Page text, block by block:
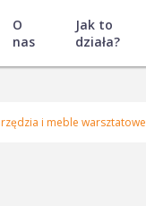
O
nas
Jak to
działa?
i meble warsztatowe